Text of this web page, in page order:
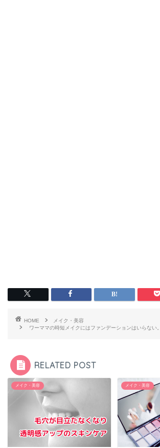
HOME
メイク・美容
ワーママの時短メイクにはファンデーションはいらない。
RELATED POST
メイク・美容 メイク・美容